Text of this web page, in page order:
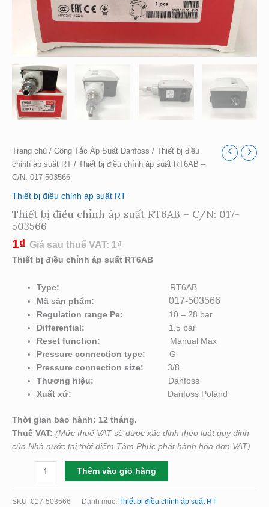
Trang chủ / Công Tắc Áp Suất Danfoss /
Thiết bị điều
chỉnh áp suất RT
/ Thiết bị điều chı̉nh áp suất RT6AB –
C/N: 017-503566
Thiết bị điều chỉnh áp suất RT
Thiết bị điều chı̉nh áp suất RT6AB – C/N: 017-
503566
1₫ Giá sau thuế VAT: 1₫
Thiết bị điều chı̉nh áp suất RT6AB
Type:
RT6AB
Mã sản phẩm:017-503566
Regulation range Pe:
10 – 28 bar
Differential: 1.5 bar
Reset function:
Manual Max
Pressure connection type:
G
Pressure connection size:
3/8
Thương hiệu:
Danfoss
Xuất xứ:
Danfoss Poland
Thời gian bảo hành: 12 tháng.
Thuế VAT: (Mức thuế VAT sẽ được xác định theo luật quy định
của Nhà nước tại thời điểm Tâm Phúc phát hành hóa đơn VAT)
Thêm vào giỏ hàng
SKU: 017-503566 Danh mục: Thiết bị điều chỉnh áp suất RT